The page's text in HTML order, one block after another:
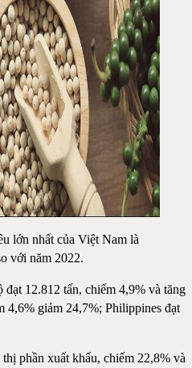
lớn nhất của Việt Nam là
với năm 2022.
12.812 tấn, chiếm 4,9% và tăng
4,6% giảm 24,7%; Philippines đạt
phần xuất khẩu, chiếm 22,8% và